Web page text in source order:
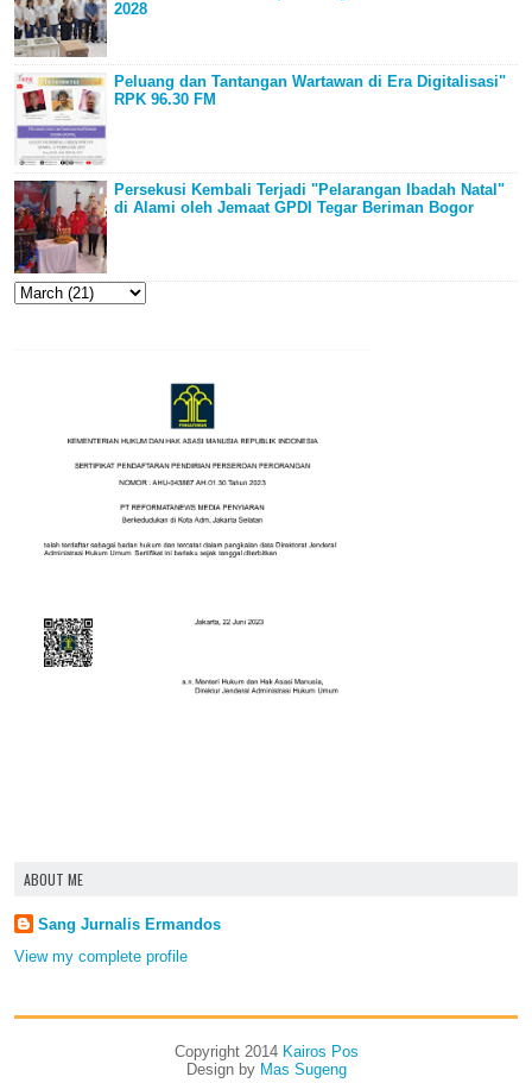
2028
Peluang dan Tantangan Wartawan di Era Digitalisasi"
RPK 96.30 FM
Persekusi Kembali Terjadi "Pelarangan Ibadah Natal"
di Alami oleh Jemaat GPDI Tegar Beriman Bogor
ABOUT ME
Sang Jurnalis Ermandos
View my complete profile
Copyright 2014 Kairos Pos
Design by Mas Sugeng